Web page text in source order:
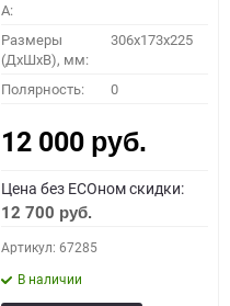
A:
Размеры
(ДхШхВ), мм:
306x173x225
Полярность: 0
12 000 руб.
Цена без ECOном скидки:
12 700 руб.
Артикул: 67285
В наличии